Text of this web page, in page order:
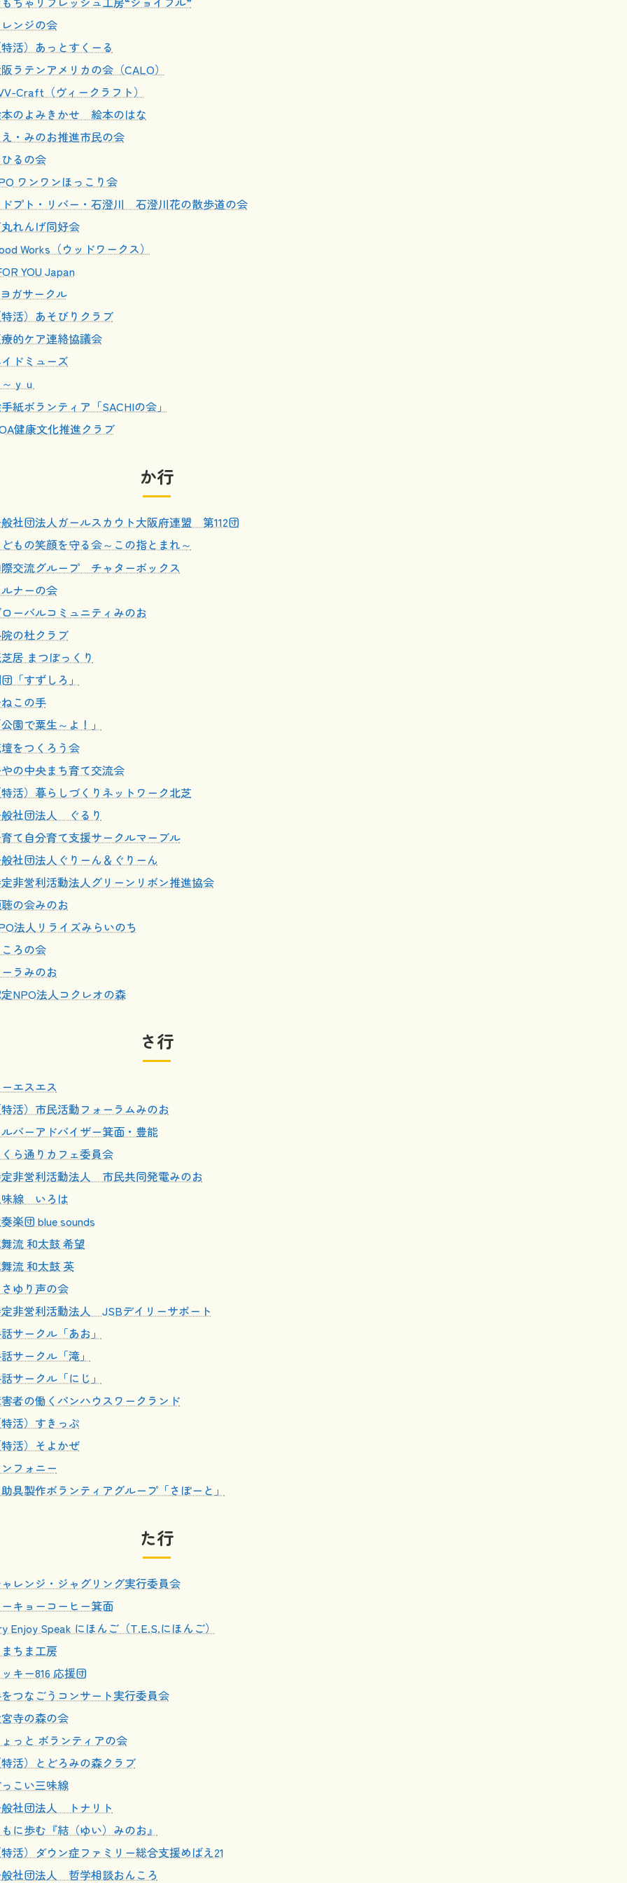
ンジの会
活）あっとすくーる
ラテンアメリカの会（CALO）
Craft（ヴィークラフト）
のよみきかせ 絵本のはな
・みのお推進市民の会
るの会
ワンワンほっこり会
プト・リバー・石澄川 石澄川花の散歩道の会
れんげ同好会
Works（ウッドワークス）
YOU Japan
ガサークル
活）あそびりクラブ
的ケア連絡協議会
ドミューズ
ｙｕ
紙ボランティア「SACHIの会」
健康文化推進クラブ
か行
社団法人ガールスカウト大阪府連盟 第112団
もの笑顔を守る会～この指とまれ～
交流グループ チャターボックス
ナーの会
ーバルコミュニティみのお
の杜クラブ
居 まつぼっくり
「すずしろ」
この手
園で粟生～よ！」
をつくろう会
の中央まち育て交流会
活）暮らしづくりネットワーク北芝
社団法人 ぐるり
て自分育て支援サークルマーブル
社団法人ぐりーん＆ぐりーん
非営利活動法人グリーンリボン推進協会
の会みのお
法人リライズみらいのち
ろの会
ラみのお
NPO法人コクレオの森
さ行
エスエス
活）市民活動フォーラムみのお
バーアドバイザー箕面・豊能
ら通りカフェ委員会
非営利活動法人 市民共同発電みのお
線 いろは
楽団 blue sounds
流 和太鼓 希望
流 和太鼓 英
ゆり声の会
非営利活動法人 JSBデイリーサポート
サークル「あお」
サークル「滝」
サークル「にじ」
者の働くパンハウスワークランド
活）すきっぷ
活）そよかぜ
フォニー
具製作ボランティアグループ「さぽーと」
た行
レンジ・ジャグリング実行委員会
キョーコーヒー箕面
Enjoy Speak にほんご（T.E.S.にほんご）
ちま工房
キー816 応援団
つなごうコンサート実行委員会
寺の森の会
っと ボランティアの会
活）とどろみの森クラブ
こい三味線
社団法人 トナリト
に歩む『結（ゆい）みのお』
活）ダウン症ファミリー総合支援めばえ21
社団法人 哲学相談おんころ